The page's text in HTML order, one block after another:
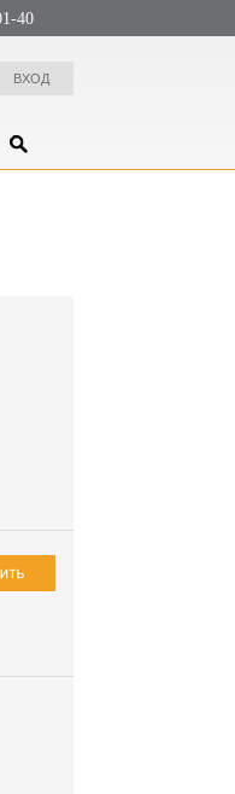
40
ВХОД